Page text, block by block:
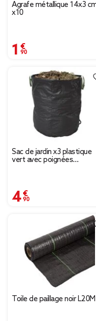
Agrafe métallique 14x3
x10
1,90 €
Sac de jardin x3 plastique
vert avec poignées
4,90 €
Toile de paillage noir L20M